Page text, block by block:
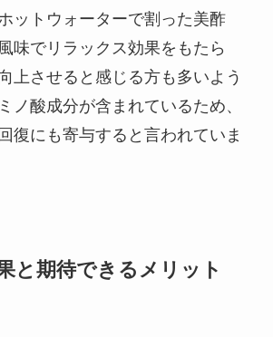
ットウォーターで割った美酢
味でリラックス効果をもたら
上させると感じる方も多いよう
ノ酸成分が含まれているため、
復にも寄与すると言われていま
と期待できるメリット